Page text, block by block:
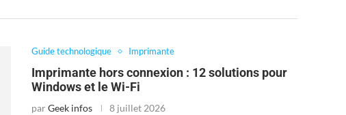
Guide technologique Imprimante
Imprimante hors connexion : 12 solutions pour
Windows et le Wi-Fi
par Geek infos 8 juillet 2026